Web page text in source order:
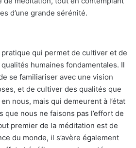
d’une grande sérénité.
qui permet de cultiver et de
humaines fondamentales. Il
se familiariser avec une vision
et de cultiver des qualités que
nous, mais qui demeurent à l’état
que nous ne faisons pas l’effort de
premier de la méditation est de
du monde, il s’avère également